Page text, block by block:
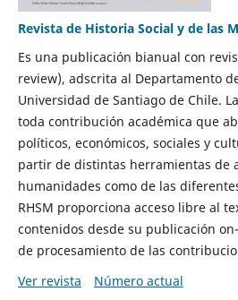
Revista de Historia Social y de las
Es una publicación bianual con
review), adscrita al Departamento
Universidad de Santiago de Chile.
toda contribución académica que
políticos, económicos, sociales y
partir de distintas herramientas de
humanidades como de las
RHSM proporciona acceso libre al
contenidos desde su publicación
de procesamiento de las
Ver revista
Número actual